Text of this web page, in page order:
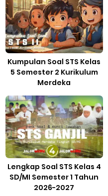
Kumpulan Soal STS Kelas
5 Semester 2 Kurikulum
Merdeka
Lengkap Soal STS Kelas 4
SD/MI Semester 1 Tahun
2026-2027